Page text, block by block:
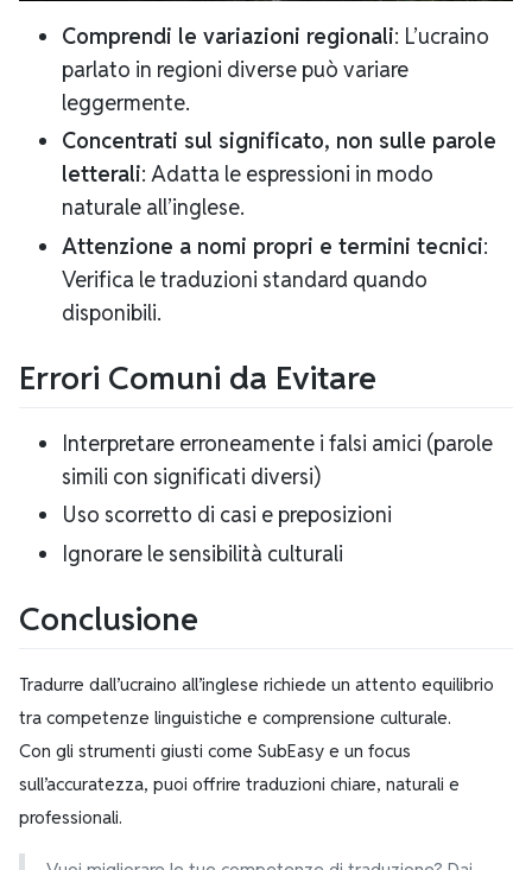
Comprendi le variazioni regionali: L’ucraino
parlato in regioni diverse può variare
leggermente.
Concentrati sul significato, non sulle parole
letterali: Adatta le espressioni in modo
naturale all’inglese.
Attenzione a nomi propri e termini tecnici:
Verifica le traduzioni standard quando
disponibili.
Errori Comuni da Evitare
Interpretare erroneamente i falsi amici (parole
simili con significati diversi)
Uso scorretto di casi e preposizioni
Ignorare le sensibilità culturali
Conclusione
Tradurre dall’ucraino all’inglese richiede un attento equilibrio
tra competenze linguistiche e comprensione culturale.
Con gli strumenti giusti come SubEasy e un focus
sull’accuratezza, puoi offrire traduzioni chiare, naturali e
professionali.